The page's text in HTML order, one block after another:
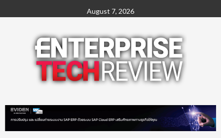
to
August 7, 2026